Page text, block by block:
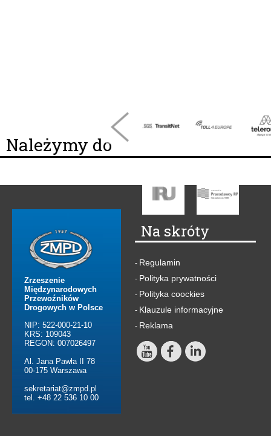
Należymy do
Zrzeszenie
Międzynarodowych
Przewoźników
Drogowych w Polsce
NIP: 522-000-21-10
KRS: 109043
REGON: 007026497
Al. Jana Pawła II 78
00-175 Warszawa
sekretariat@zmpd.pl
tel. +48 22 536 10 00
Na skróty
- Regulamin
- Polityka prywatności
- Polityka coockies
- Klauzule informacyjne
- Reklama